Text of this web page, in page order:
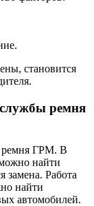
становится
ремня
ремня ГРМ. В
найти
замена. Работа
найти
автомобилей.